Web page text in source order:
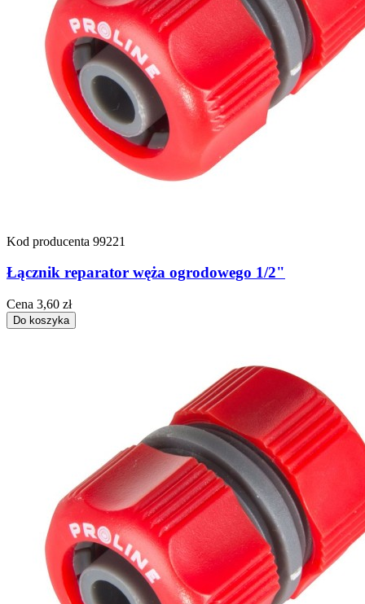
Kod producenta 99221
Łącznik reparator węża ogrodowego 1/2"
Cena 3,60 zł
Do koszyka